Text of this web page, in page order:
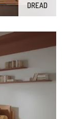
DREAD